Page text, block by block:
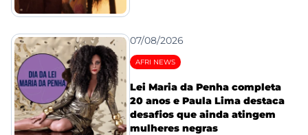
07/08/2026
AFRI NEWS
Lei Maria da Penha completa
20 anos e Paula Lima destaca
desafios que ainda atingem
mulheres negras